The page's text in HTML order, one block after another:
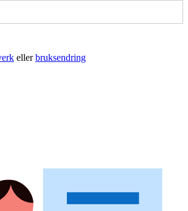
ellerbruksendring